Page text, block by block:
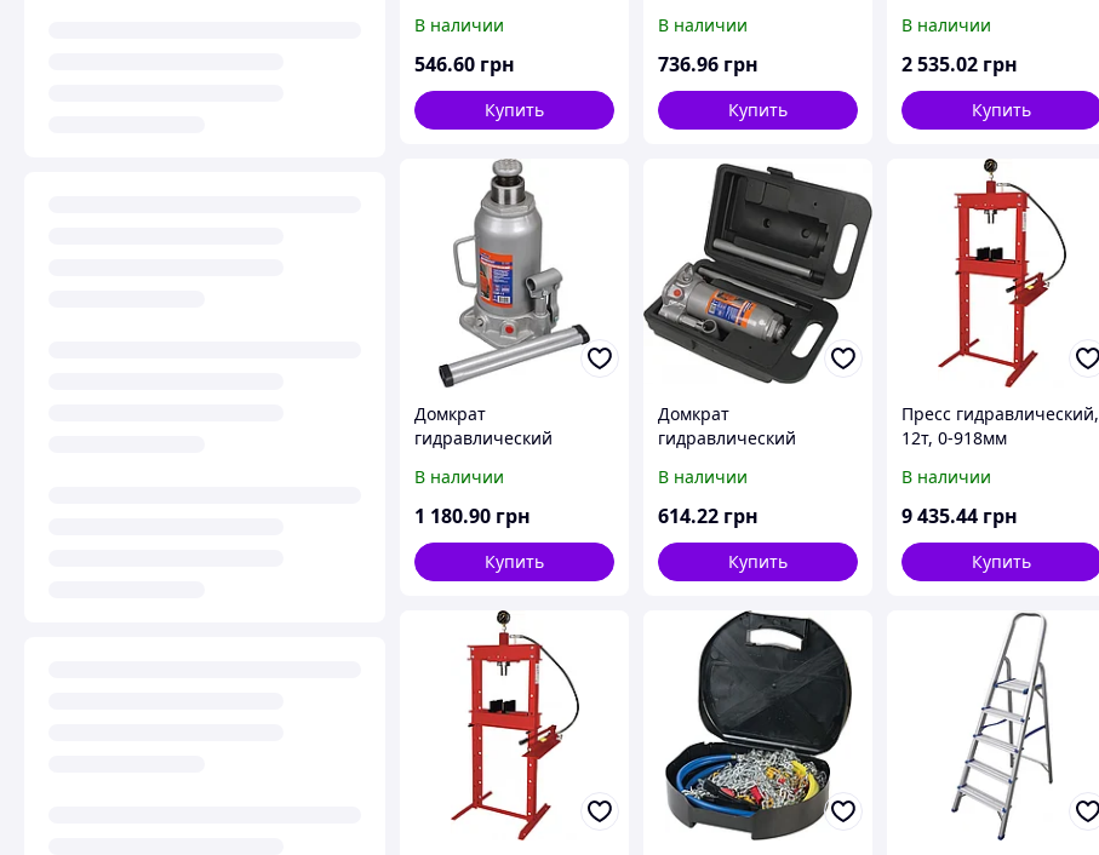
413мм
В наличии
546.60 грн
Купить
460мм
В наличии
736.96 грн
Купить
465мм
В наличии
2 535.02 грн
Купить
Домкрат
гидравлический
452мм
В наличии
1 180.90 грн
Купить
Домкрат
гидравлический
5т, 216-413мм
В наличии
614.22 грн
Купить
Пресс гидравлический,
12т, 0-918мм
В наличии
9 435.44 грн
Купить